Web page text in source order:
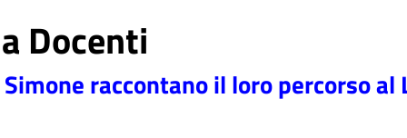
Docenti
raccontano il loro percorso al